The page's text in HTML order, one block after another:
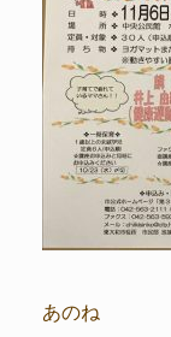
あのね